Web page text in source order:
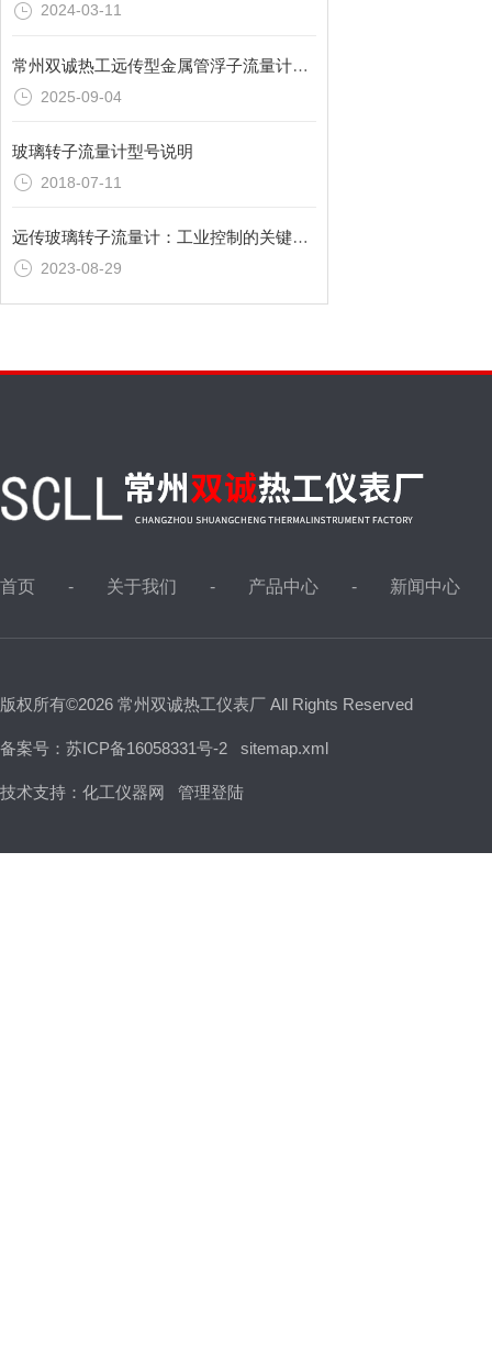
2024-03-11
常州双诚热工远传型金属管浮子流量计能替代进口厂家吗？
2025-09-04
玻璃转子流量计型号说明
2018-07-11
远传玻璃转子流量计：工业控制的关键元件
2023-08-29
首页 关于我们 产品中心 新闻中心
版权所有©2026 常州双诚热工仪表厂 All Rights Reserved
备案号：苏ICP备16058331号-2 sitemap.xml
技术支持： 化工仪器网 管理登陆